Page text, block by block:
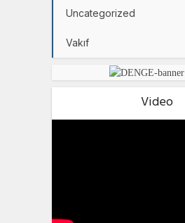
Uncategorized
Vakıf
Video